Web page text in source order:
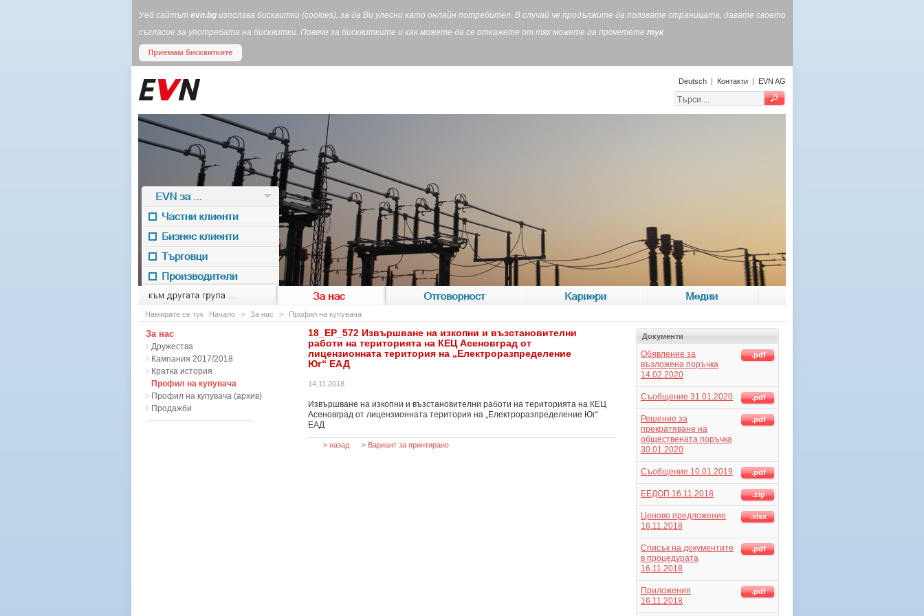
Уеб сайтът evn.bg използва бисквитки (cookies), за да Ви улесни като онлайн потребител. В случай че продължите да ползвате страницата, давате своето
съгласие за употребата на бисквитки. Повече за бисквитките и как можете да се откажете от тях можете да прочетете тук
Deutsch | Контакти | EVN AG
към другата група ... За нас Отговорност Кариери Медии
EVN for
EVN за ...
Частни клиенти
Бизнес клиенти
Търговци
Производители
Намирате се тук Начало > За нас > Профил на купувача
18_ЕР_572 Извършване на изкопни и възстановителни
работи на територията на КЕЦ Асеновград от
лицензионната територия на „Електроразпределение
Юг“ ЕАД
14.11.2018
Извършване на изкопни и възстановителни работи на територията на КЕЦ
Асеновград от лицензионната територия на „Електроразпределение Юг“
ЕАД
> назад > Вариант за принтиране
За нас
Дружества
Кампания 2017/2018
Кратка история
Профил на купувача
Профил на купувача (архив)
Продажби
Документи
Обявление за
възложена поръчка
14.02.2020
.pdf
Съобщение 31.01.2020 .pdf
Решение за
прекратяване на
обществената поръчка
30.01.2020
.pdf
Съобщение 10.01.2019 .pdf
ЕЕДОП 16.11.2018 .zip
Ценово предложение
16.11.2018
.xlsx
Списък на документите
в процедурата
16.11.2018
.pdf
Приложения
16.11.2018
.pdf